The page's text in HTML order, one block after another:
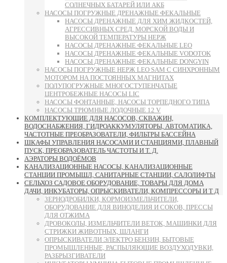
СОЛНЕЧНЫХ БАТАРЕЙ ИЛИ АКБ
НАСОСЫ ПОГРУЖНЫЕ ДРЕНАЖНЫЕ ФЕКАЛЬНЫЕ
НАСОСЫ ДРЕНАЖНЫЕ ДЛЯ ХИМ ЖИДКОСТЕЙ,
АГРЕССИВНЫХ СРЕД, МОРСКОЙ ВОДЫ И
ВЫСОКОЙ ТЕМПЕРАТУРЫ НЕРЖ
НАСОСЫ ДРЕНАЖНЫЕ ФЕКАЛЬНЫЕ LEO
НАСОСЫ ДРЕНАЖНЫЕ ФЕКАЛЬНЫЕ VODOTOK
НАСОСЫ ДРЕНАЖНЫЕ ФЕКАЛЬНЫЕ DONGYIN
НАСОСЫ ПОГРУЖНЫЕ НЕРЖ LEO SAM С СИНХРОННЫМ
МОТОРОМ НА ПОСТОЯННЫХ МАГНИТАХ
ПОЛУПОГРУЖНЫЕ МНОГОСТУПЕНЧАТЫЕ
ЦЕНТРОБЕЖНЫЕ НАСОСЫ LIC
НАСОСЫ ФОНТАННЫЕ, НАСОСЫ ТОРПЕДНОГО ТИПА
НАСОСЫ ТРЮМНЫЕ ЛОДОЧНЫЕ 12 V
КОМПЛЕКТУЮЩИЕ ДЛЯ НАСОСОВ, СКВАЖИН,
ВОДОСНАБЖЕНИЯ, ГИДРОАККУМУЛЯТОРЫ, АВТОМАТИКА,
ЧАСТОТНЫЕ ПРЕОБРАЗОВАТЕЛИ, ФИЛЬТРЫ БАССЕЙНА
ШКАФЫ УПРАВЛЕНИЯ НАСОСАМИ И СТАНЦИЯМИ, ПЛАВНЫЙ
ПУСК, ПРЕОБРАЗОВАТЕЛЬ ЧАСТОТЫ И Т. Д.
АЭРАТОРЫ ВОДОЁМОВ
КАНАЛИЗАЦИОННЫЕ НАСОСЫ, КАНАЛИЗАЦИОННЫЕ
СТАНЦИИ ПРОМЫШЛ, САНИТАРНЫЕ СТАНЦИИ, САЛОЛИФТЫ
СЕЛЬХОЗ САДОВОЕ ОБОРУДОВАНИЕ, ТОВАРЫ ДЛЯ ДОМА
ДАЧИ, ИНКУБАТОРЫ, ОПРЫСКИВАТЕЛИ, КОМПРЕССОРЫ И Т Д
ЗЕРНОДРОБИЛКИ, КОРМОИЗМЕЛЬЧИТЕЛИ,
ОБОРУДОВАНИЕ ДЛЯ ВИНОДЕЛИЯ И СОКОВ, ПРЕССЫ
ДЛЯ ОТЖИМА
ДРОВОКОЛЫ, ИЗМЕЛЬЧИТЕЛИ ВЕТОК, МАШИНКИ ДЛЯ
СТРИЖКИ ЖИВОТНЫХ, ШЛАНГИ
ОПРЫСКИВАТЕЛИ ЭЛЕКТРО БЕНЗИН, БЫТОВЫЕ
ПРОМЫШЛЕННЫЕ, РАСПЫЛЯЮЩИЕ ВОЗДУХОДУВКИ,
РАЗБРЫЗГИВАТЕЛИ